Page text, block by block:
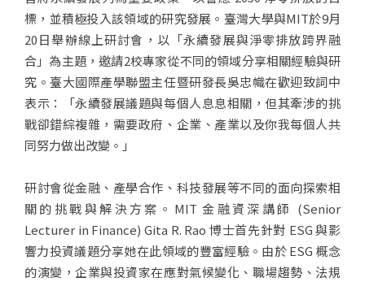
標，並積極投入該領域的研究發展。臺灣大學與MIT於9月
20日舉辦線上研討會，以「永續發展與淨零排放跨界融
合」為主題，邀請2校專家從不同的領域分享相關經驗與研
究。臺大國際產學聯盟主任暨研發長吳忠幟在歡迎致詞中
表示：「永續發展議題與每個人息息相關，但其牽涉的挑
戰卻錯綜複雜，需要政府、企業、產業以及你我每個人共
同努力做出改變。」
研討會從金融、產學合作、科技發展等不同的面向探索相
關的挑戰與解決方案。MIT 金融資深講師 (Senior
Lecturer in Finance) Gita R. Rao 博士首先針對 ESG 與影
響力投資議題分享她在此領域的豐富經驗。由於 ESG 概念
的演變，企業與投資家在應對氣候變化、職場趨勢、法規